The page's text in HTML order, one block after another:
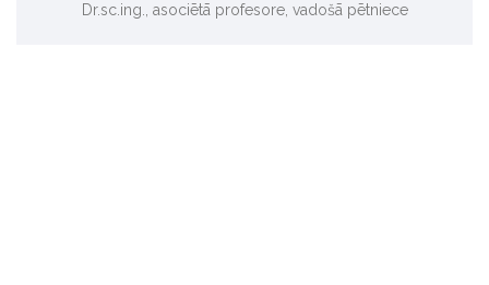
Dr.sc.ing., asociētā profesore, vadošā pētniece